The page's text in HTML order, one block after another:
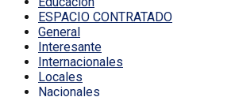
ESPACIO CONTRATADO
General
Interesante
Internacionales
Locales
Nacionales